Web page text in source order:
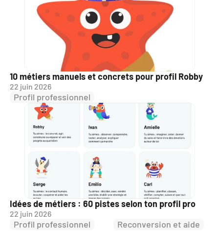
10 métiers manuels et concrets pour profil Robby
22 juin 2026
Profil professionnel
Idées de métiers : 60 pistes selon ton profil pro
22 juin 2026
Profil professionnel
Reconversion et aide